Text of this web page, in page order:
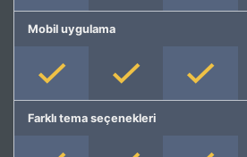
Mobil uygulama
Farklı tema seçenekleri